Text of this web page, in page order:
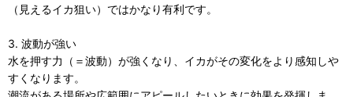
（見えるイカ狙い）ではかなり有利です。
3. 波動が強い
水を押す力（＝波動）が強くなり、イカがその変化をより感知しや
すくなります。